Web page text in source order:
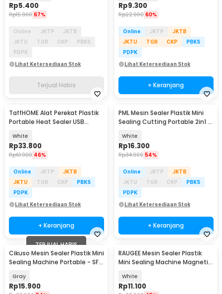
Rp5.400
Rp15.900 67%
Online JKTP
JKTB
JKTU
TGR CKP
PBKS
PDPK
Lihat Ketersediaan Stok
Terjual Habis
Rp9.300
Rp22.900 60%
Online JKTP
JKTB
JKTU
TGR CKP
PBKS
PDPK
Lihat Ketersediaan Stok
+ Keranjang
TaffHOME Alat Perekat Plastik
Portable Heat Sealer USB
White
Rp33.800
Rp61.900 46%
Online JKTP
JKTB
JKTU
TGR CKP
PBKS
PDPK
Lihat Ketersediaan Stok
+ Keranjang
PML Mesin Sealer Plastik Mini
Sealing Cutting Portable 2in1 -
White
Rp16.300
Rp34.900 54%
Online JKTP
JKTB
JKTU
TGR CKP
PBKS
PDPK
Lihat Ketersediaan Stok
+ Keranjang
TERJUAL HABIS
Cikuso Mesin Sealer Plastik Mini
Sealing Machine Portable - SF-
Gray
Rp15.900
Akan Datang
RAUGEE Mesin Sealer Plastik
Mini Sealing Machine Magnetic
White
Rp11.100